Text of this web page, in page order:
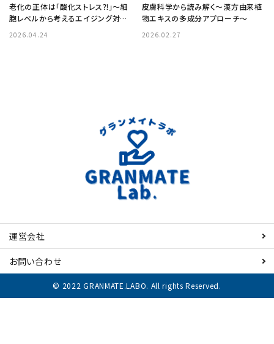
老化の正体は「酸化ストレス⁈」～細
胞レベルから考えるエイジング対策
2026.04.24
皮膚科学から読み解く～漢方由来植
物エキスの多成分アプローチ～
2026.02.27
運営会社
お問い合わせ
© 2022 GRANMATE.LABO. All rights Reserved.